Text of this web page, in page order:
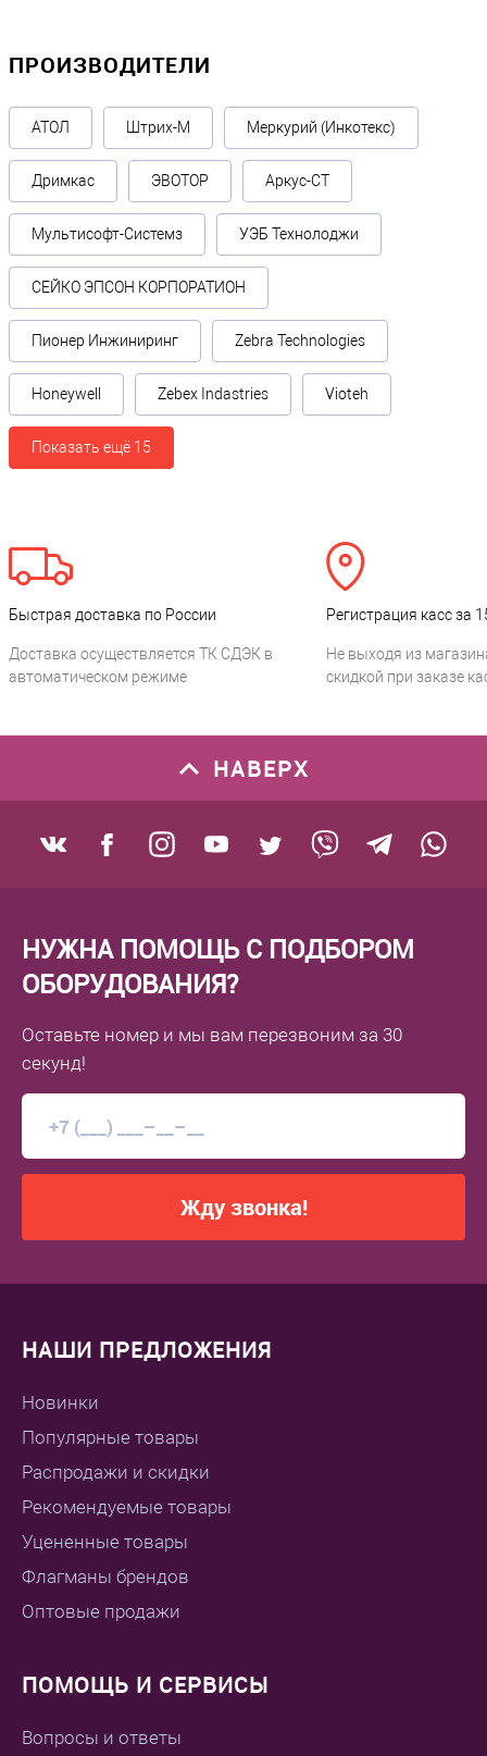
ПРОИЗВОДИТЕЛИ
АТОЛ Штрих-М Меркурий (Инкотекс)
Дримкас ЭВОТОР Аркус-СТ
Мультисофт-Системз УЭБ Технолоджи
СЕЙКО ЭПСОН КОРПОРАТИОН
Пионер Инжиниринг Zebra Technologies
Honeywell Zebex Indastries Vioteh
Показать ещё 15
Быстрая доставка по России
Доставка осуществляется ТК СДЭК в
автоматическом режиме
Регистрация касс за
Не выходя из
скидкой при заказе
НАВЕРХ
НУЖНА ПОМОЩЬ С ПОДБОРОМ
ОБОРУДОВАНИЯ?
Оставьте номер и мы вам перезвоним за 30
секунд!
Жду звонка!
НАШИ ПРЕДЛОЖЕНИЯ
Новинки
Популярные товары
Распродажи и скидки
Рекомендуемые товары
Уцененные товары
Флагманы брендов
Оптовые продажи
ПОМОЩЬ И СЕРВИСЫ
Вопросы и ответы